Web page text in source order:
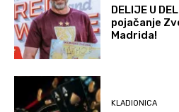
DELIJE U
pojačanje
Madrida!
KLADIONICA